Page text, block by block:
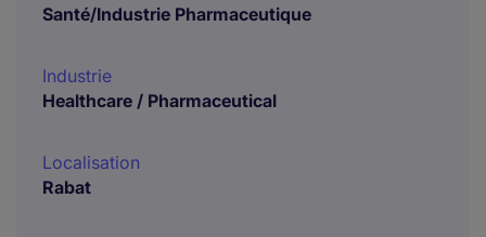
Santé/Industrie Pharmaceutique
Industrie
Healthcare / Pharmaceutical
Localisation
Rabat